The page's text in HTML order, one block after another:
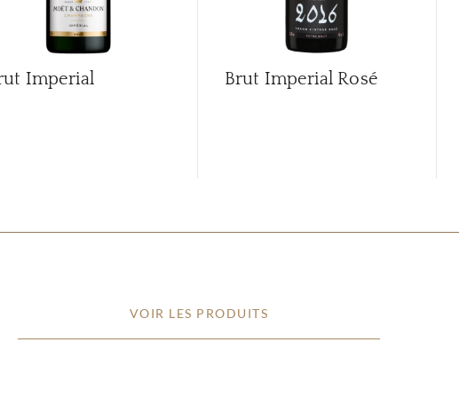
Imperial Brut Imperial Rosé
VOIR LES PRODUITS